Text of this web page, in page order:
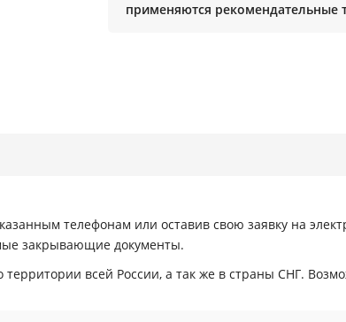
применяются рекомендательные
телефонам или оставив свою заявку на
закрывающие документы.
всей России, а так же в страны СНГ.